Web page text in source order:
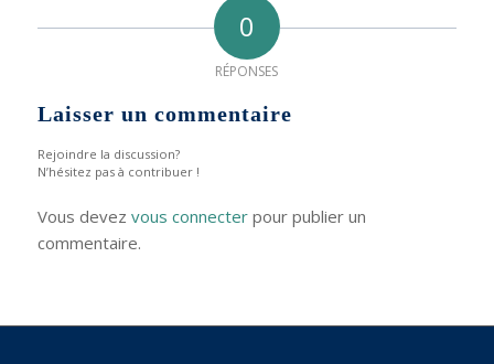
0
RÉPONSES
Laisser un commentaire
Rejoindre la discussion?
N’hésitez pas à contribuer !
Vous devez vous connecterpour publier un
commentaire.